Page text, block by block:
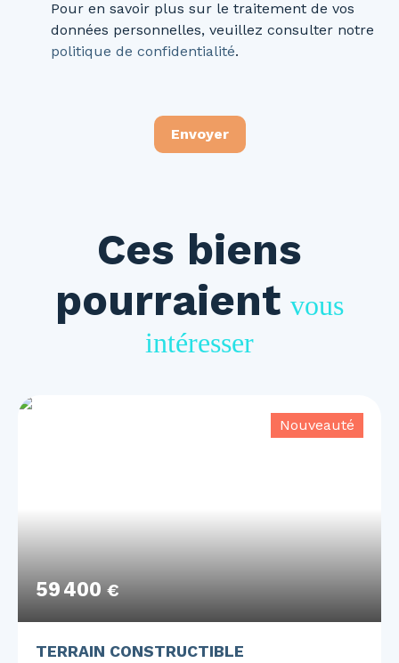
Pour en savoir plus sur le traitement de vos
données personnelles, veuillez consulter notre
politique de confidentialité.
Envoyer
Ces biens
pourraient vous
intéresser
59 400 €
Nouveauté
TERRAIN CONSTRUCTIBLE